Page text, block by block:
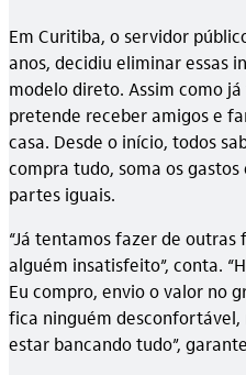
Em Curitiba, o servidor
anos, decidiu eliminar essas
modelo direto. Assim como
pretende receber amigos e
casa. Desde o início, todos
compra tudo, soma os
partes iguais.
“Já tentamos fazer de
alguém insatisfeito”, conta.
Eu compro, envio o valor no
fica ninguém desconfortável,
estar bancando tudo”,